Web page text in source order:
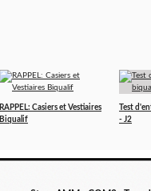
RAPPEL: Casiers et Vestiaires
Biqualif
Test
- J2